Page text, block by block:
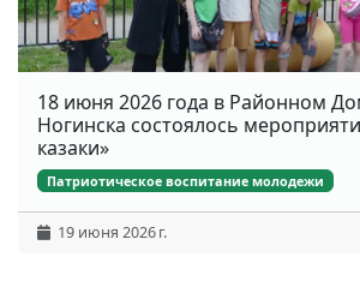
18 июня 2026 года в Районном
Ногинска состоялось
казаки»
Патриотическое воспитание молодежи
19 июня 2026 г.